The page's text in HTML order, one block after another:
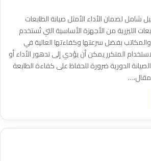
شامل لضمان الأداء الأمثل صيانة الطابعات
الليزرية من الأجهزة الأساسية التي تُستخدم
بفضل سرعتها وكفاءتها العالية في
المتكرر يمكن أن يؤدي إلى تدهور الأداء أو
الدورية ضرورة للحفاظ على كفاءة الطابعة